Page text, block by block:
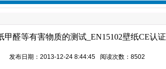
甲醛等有害物质的测试_EN15102壁纸CE认证
发布日期：2013-12-24 8:44:45 阅读次数：8502